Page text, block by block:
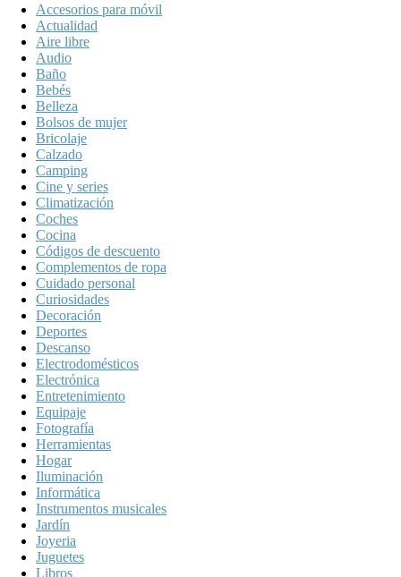
Accesorios para móvil
Actualidad
Aire libre
Audio
Baño
Bebés
Belleza
Bolsos de mujer
Bricolaje
Calzado
Camping
Cine y series
Climatización
Coches
Cocina
Códigos de descuento
Complementos de ropa
Cuidado personal
Curiosidades
Decoración
Deportes
Descanso
Electrodomésticos
Electrónica
Entretenimiento
Equipaje
Fotografía
Herramientas
Hogar
Iluminación
Informática
Instrumentos musicales
Jardín
Joyeria
Juguetes
Libros